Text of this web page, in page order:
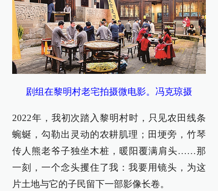
剧组在黎明村老宅拍摄微电影。 冯克琼摄
2022年，我初次踏入黎明村时，只见农田线条
蜿蜒，勾勒出灵动的农耕肌理；田埂旁，竹琴
传人熊老爷子独坐木桩，暖阳覆满肩头……那
一刻，一个念头攫住了我：我要用镜头，为这
片土地与它的子民留下一部影像长卷。